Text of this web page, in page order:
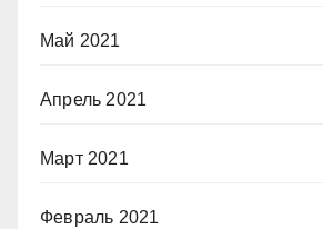
Май 2021
Апрель 2021
Март 2021
Февраль 2021